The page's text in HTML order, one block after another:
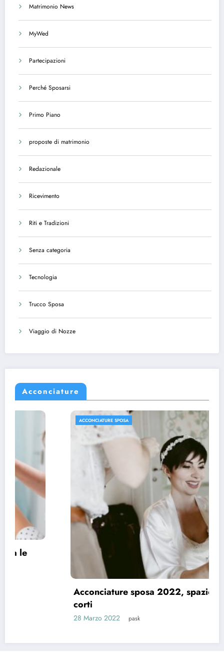
Matrimonio News
MyWed
Partecipazioni
Perché Sposarsi
Primo Piano
proposte di matrimonio
Redazionale
Ricevimento
Riti e Tradizioni
Senza categoria
Tecnologia
Trucco Sposa
Viaggio di Nozze
Acconciature
Acconciature sposa 2022, spazio ai capelli
pask